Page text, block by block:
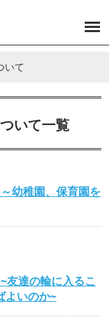
いて
いて一覧
幼稚園、保育園を
友達の輪に入るこ
よいのか~